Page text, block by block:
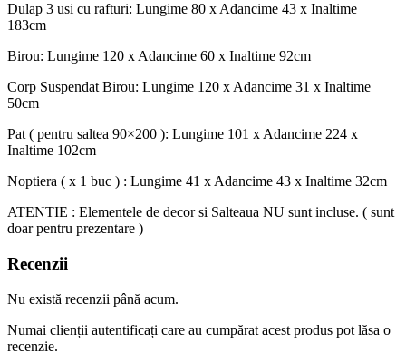
Dulap 3 usi cu rafturi: Lungime 80 x Adancime 43 x Inaltime
183cm
Birou: Lungime 120 x Adancime 60 x Inaltime 92cm
Corp Suspendat Birou: Lungime 120 x Adancime 31 x Inaltime
50cm
Pat ( pentru saltea 90×200 ): Lungime 101 x Adancime 224 x
Inaltime 102cm
Noptiera ( x 1 buc ) : Lungime 41 x Adancime 43 x Inaltime 32cm
ATENTIE : Elementele de decor si Salteaua NU sunt incluse. ( sunt
doar pentru prezentare )
Recenzii
Nu există recenzii până acum.
Numai clienții autentificați care au cumpărat acest produs pot lăsa o
recenzie.